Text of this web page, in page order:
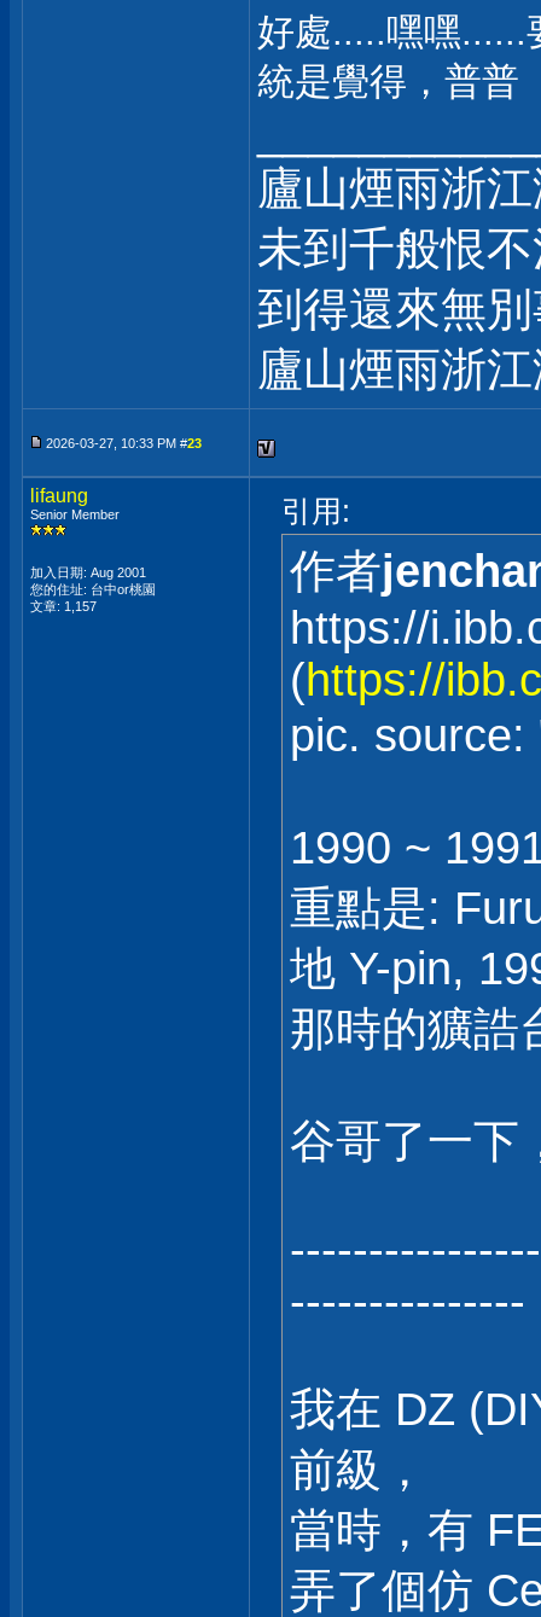
好處.....嘿嘿......
統是覺得，普普
廬山煙雨浙
未到千般恨
到得還來無
廬山煙雨浙
2026-03-27, 10:33 PM #23
lifaung
Senior Member
加入日期: Aug 2001
您的住址: 台中or桃園
文章: 1,157
引用:
作者
https://
(https://
pic.
1990 ~
重點是:
地 Y-pin,
那時的獷誥
谷哥了一下
---------------
我在 DZ
前級，
當時，有
弄了個仿